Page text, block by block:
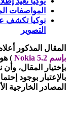
المواصفات
التصوير
المقال المذكور
بإسم Nokia 5.2
)
بإختيار المقال، وأن
بالإعتبار بوجود
المصادر الخارجية